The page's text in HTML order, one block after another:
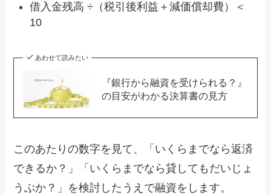
借入金残高 ÷（税引後利益＋減価償却費）＜
10
あわせて読みたい
『銀行から融資を受けられる？』
の目安がわかる決算書の見方
このあたりの数字を見て、「いくらまでなら返済
できるか？」「いくらまでなら貸してもだいじょ
うぶか？」を検討したうえで融資をします。